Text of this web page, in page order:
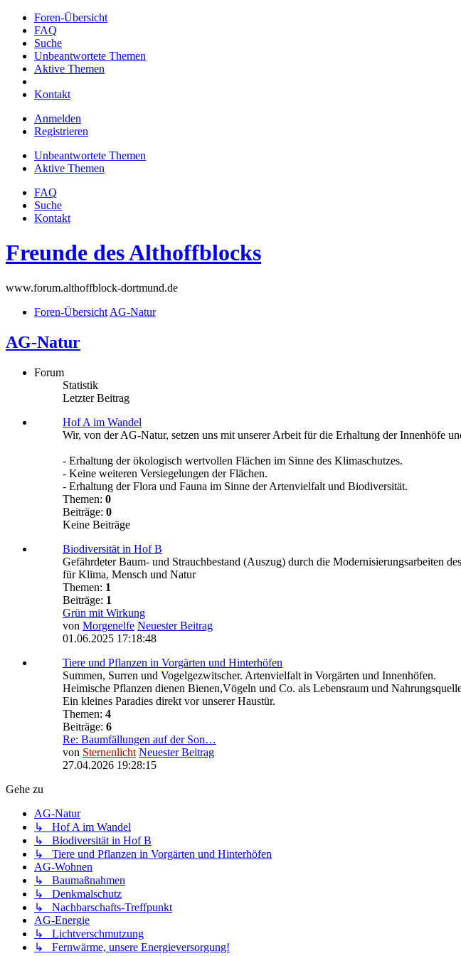
Foren-Übersicht
FAQ
Suche
Unbeantwortete Themen
Aktive Themen
Kontakt
Anmelden
Registrieren
Unbeantwortete Themen
Aktive Themen
FAQ
Suche
Kontakt
Freunde des Althoffblocks
www.forum.althoffblock-dortmund.de
Foren-Übersicht AG-Natur
AG-Natur
Forum
Statistik
Letzter Beitrag
Hof A im Wandel
Wir, von der AG-Natur, setzen uns mit unserer Arbeit für die Erhaltung der Innenhöfe
- Erhaltung der ökologisch wertvollen Flächen im Sinne des Klimaschutzes.
- Keine weiteren Versiegelungen der Flächen.
- Erhaltung der Flora und Fauna im Sinne der Artenvielfalt und Biodiversität.
Themen: 0
Beiträge: 0
Keine Beiträge
Biodiversität in Hof B
Gefährdeter Baum- und Strauchbestand (Auszug) durch die Modernisierungsarbeiten
für Klima, Mensch und Natur
Themen: 1
Beiträge: 1
Grün mit Wirkung
von Morgenelfe Neuester Beitrag
01.06.2025 17:18:48
Tiere und Pflanzen in Vorgärten und Hinterhöfen
Summen, Surren und Vogelgezwitscher. Artenvielfalt in Vorgärten und Innenhöfen.
Heimische Pflanzen dienen Bienen,Vögeln und Co. als Lebensraum und
Ein kleines Paradies direkt vor unserer Haustür.
Themen: 4
Beiträge: 6
Re: Baumfällungen auf der Son…
von Sternenlicht Neuester Beitrag
27.04.2026 19:28:15
Gehe zu
AG-Natur
↳ Hof A im Wandel
↳ Biodiversität in Hof B
↳ Tiere und Pflanzen in Vorgärten und Hinterhöfen
AG-Wohnen
↳ Baumaßnahmen
↳ Denkmalschutz
↳ Nachbarschafts-Treffpunkt
AG-Energie
↳ Lichtverschmutzung
↳ Fernwärme, unsere Energieversorgung!